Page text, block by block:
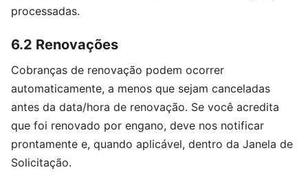
processadas.
6.2 Renovações
Cobranças de renovação podem ocorrer
automaticamente, a menos que sejam canceladas
antes da data/hora de renovação. Se você acredita
que foi renovado por engano, deve nos notificar
prontamente e, quando aplicável, dentro da Janela de
Solicitação.